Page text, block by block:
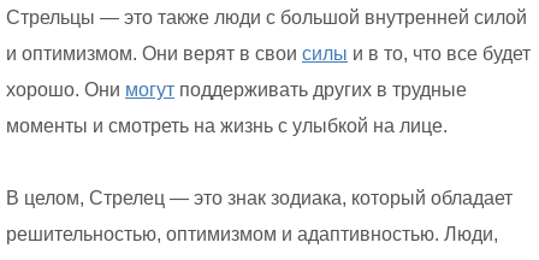
Стрельцы — это также люди с большой внутренней силой
и оптимизмом. Они верят в свои силы и в то, что все будет
хорошо. Они могут поддерживать других в трудные
моменты и смотреть на жизнь с улыбкой на лице.
В целом, Стрелец — это знак зодиака, который обладает
решительностью, оптимизмом и адаптивностью. Люди,